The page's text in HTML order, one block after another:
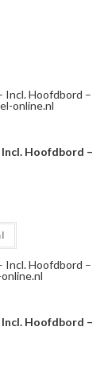
Incl. Hoofdbord –
Incl. Hoofdbord –